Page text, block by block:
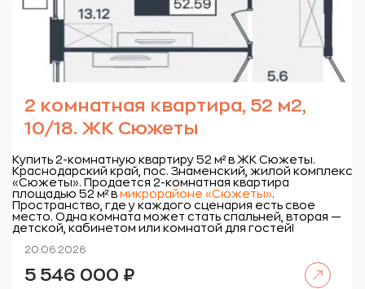
2 комнатная квартира, 52 м2,
10/18. ЖК Сюжеты
Купить 2-комнатную квартиру 52 м² в ЖК Сюжеты.
Краснодарский край, пос. Знаменский, жилой комплекс
«Сюжеты». Продается 2-комнатная квартира
площадью 52 м² в микрорайоне «Сюжеты».
Пространство, где у каждого сценария есть свое
место. Одна комната может стать спальней, вторая —
детской, кабинетом или комнатой для гостей!
20.06.2026
5 546 000 ₽